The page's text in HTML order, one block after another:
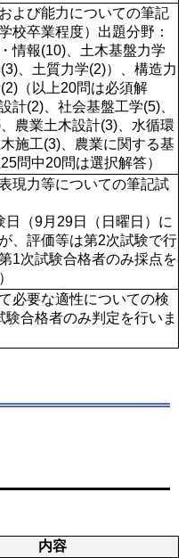
よび能力についての筆記
校卒業程度）出題分野：
情報(10)、土木基盤力学
、土質力学(2)）、構造力
（以上20問は必須解
計(2)、社会基盤工学(5)、
農業土木設計(3)、水循環
施工(3)、農業に関する基
問中20問は選択解答）
現力等についての筆記試
（9月29日（日曜日）に
、評価等は第2次試験で行
1次試験合格者のみ採点を
必要な適性についての検
験合格者のみ判定を行いま
内容